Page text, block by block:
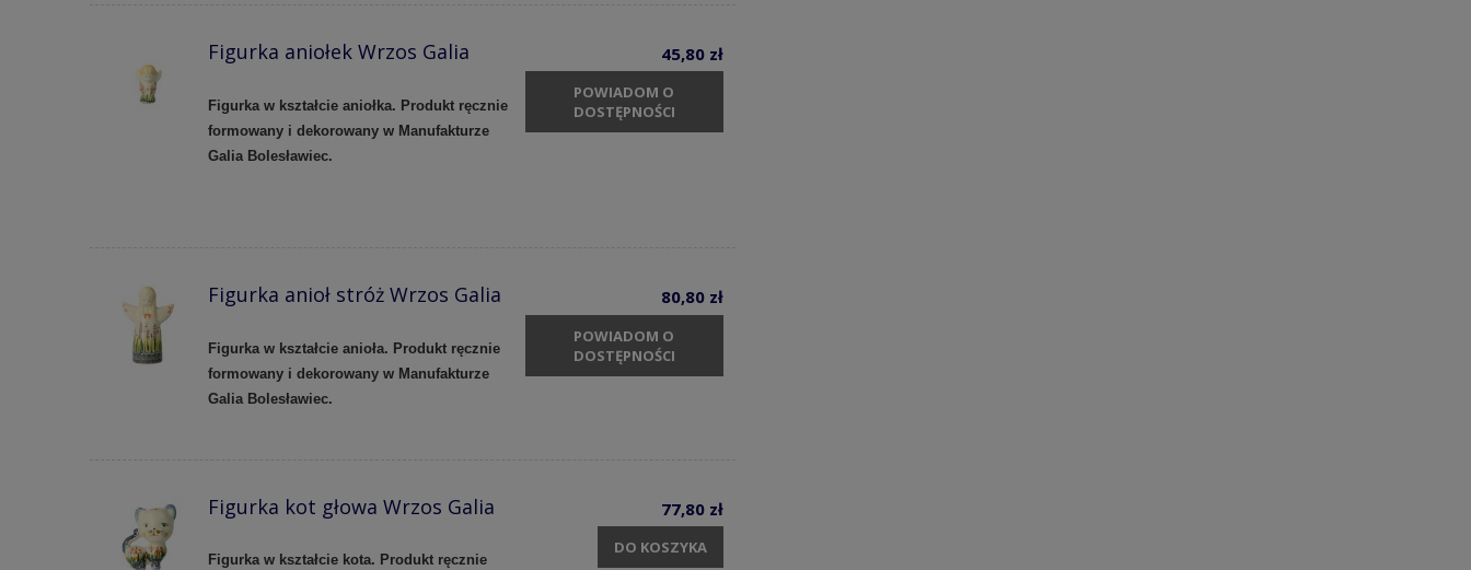
Figurka aniołek Wrzos Galia
Figurka w kształcie aniołka. Produkt ręcznie
formowany i dekorowany w Manufakturze
Galia Bolesławiec.
45,80 zł
POWIADOM O
DOSTĘPNOŚCI
Figurka anioł stróż Wrzos Galia
Figurka w kształcie anioła. Produkt ręcznie
formowany i dekorowany w Manufakturze
Galia Bolesławiec.
80,80 zł
POWIADOM O
DOSTĘPNOŚCI
Figurka kot głowa Wrzos Galia
Figurka w kształcie kota. Produkt ręcznie
77,80 zł
DO KOSZYKA